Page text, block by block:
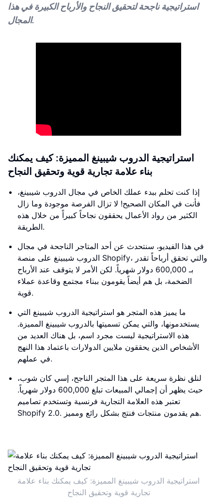
استراتيجية ناجحة لتحقيق النجاح والأرباح الكبيرة في هذا
المجال.
استراتيجية الدروب شيبينغ المميزة: كيف يمكنك
بناء علامة تجارية قوية وتحقيق النجاح
إذا كنت تحلم ببدء عملك الخاص في مجال الدروب شيبينغ،
فأنت في المكان الصحيح! لا تزال الفرصة موجودة وما زال
الكثير من رواد الأعمال يحققون نجاحاً كبيراً من خلال هذه
الطريقة.
في هذا الفيديو، سنتحدث عن أحد المتاجر الناجحة في مجال
الدروب شيبينغ على منصة Shopify، والتي تحقق أرباحاً تقدر
بـ 600,000 دولار شهرياً. لكن الأمر لا يتوقف عند الأرباح
الضخمة، بل هم أيضاً يقومون ببناء مجتمع وقاعدة عملاء
قوية.
ما يميز هذه المتجر هو استراتيجية الدروب شيبينغ التي
يستخدمونها، والتي يمكن تسميتها بالدروب شيبينغ المميزة.
هذه الاستراتيجية ليست مجرد اسم، بل هناك العديد من
الأشخاص الذين يحققون ملايين الدولارات باعتماد هذا النهج
في عملهم.
لنلق نظرة سريعة على هذا المتجر الناجح، إسي كان شوب،
حيث يظهر أن إجمالي المبيعات تبلغ 600,000 دولار شهرياً.
تعتبر هذه العلامة التجارية فرنسية وتستخدم تصاميم
Shopify 2.0. هم يقدمون منتجات فنتج بشكل رائع ومميز.
استراتيجية الدروب شيبينغ المميزة: كيف يمكنك بناء علامة
تجارية قوية وتحقيق النجاح